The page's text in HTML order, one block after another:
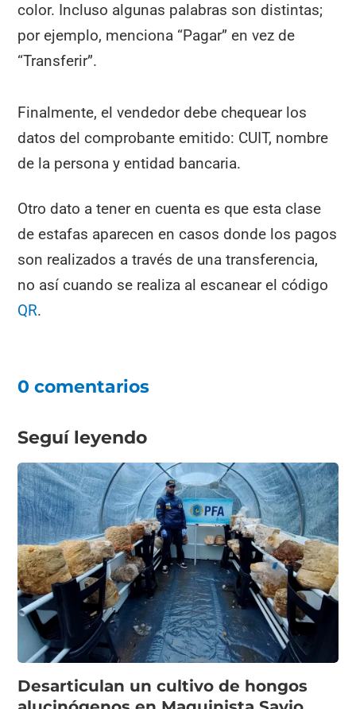
color. Incluso algunas palabras son distintas;
por ejemplo, menciona “Pagar” en vez de
“Transferir”.
Finalmente, el vendedor debe chequear los
datos del comprobante emitido: CUIT, nombre
de la persona y entidad bancaria.
Otro dato a tener en cuenta es que esta clase
de estafas aparecen en casos donde los pagos
son realizados a través de una transferencia,
no así cuando se realiza al escanear el código
QR.
0 comentarios
Seguí leyendo
Desarticulan un cultivo de hongos